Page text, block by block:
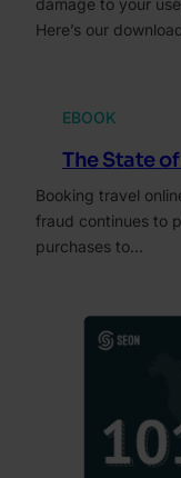
damage to your
Here’s our
EBOOK
The State
Booking travel
fraud continues to
purchases to…